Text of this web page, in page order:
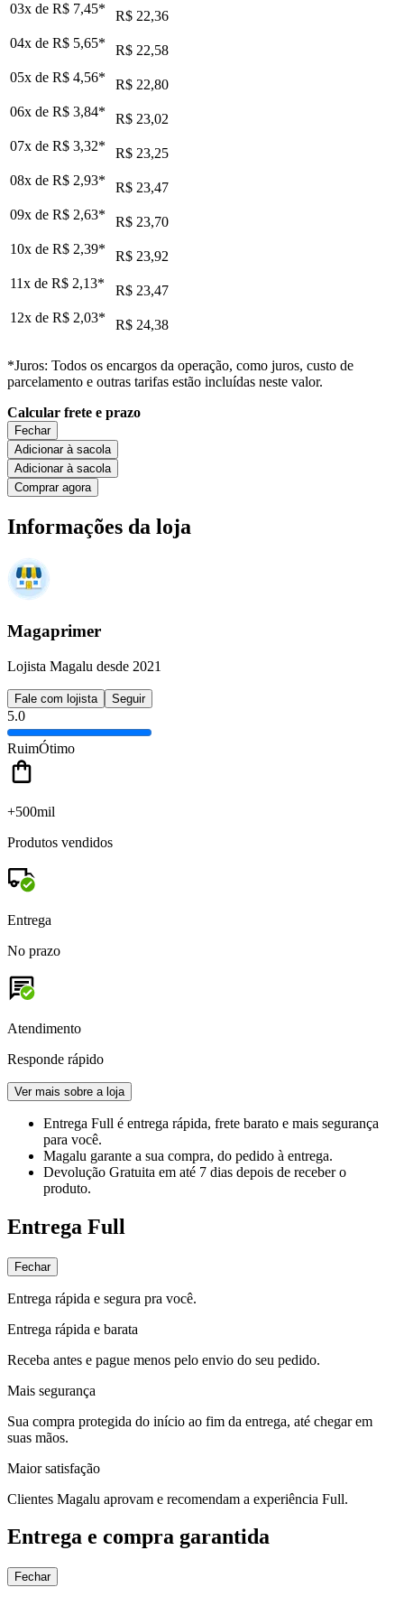
03x de R$ 7,45*
R$ 22,36
04x de R$ 5,65*
R$ 22,58
05x de R$ 4,56*
R$ 22,80
06x de R$ 3,84*
R$ 23,02
07x de R$ 3,32*
R$ 23,25
08x de R$ 2,93*
R$ 23,47
09x de R$ 2,63*
R$ 23,70
10x de R$ 2,39*
R$ 23,92
11x de R$ 2,13*
R$ 23,47
12x de R$ 2,03* R$ 24,38
*Juros: Todos os encargos da operação, como juros, custo de
parcelamento e outras tarifas estão incluídas neste valor.
Calcular frete e prazo
Fechar
Adicionar à sacola
Adicionar à sacola
Comprar agora
Informações da loja
Magaprimer
Lojista Magalu desde 2021
Fale com lojista Seguir
5.0
RuimÓtimo
+500mil
Produtos vendidos
Entrega
No prazo
Atendimento
Responde rápido
Ver mais sobre a loja
Entrega Full é entrega rápida, frete barato e mais segurança
para você.
Magalu garante a sua compra, do pedido à entrega.
Devolução Gratuita em até 7 dias depois de receber o
produto.
Entrega Full
Fechar
Entrega rápida e segura pra você.
Entrega rápida e barata
Receba antes e pague menos pelo envio do seu pedido.
Mais segurança
Sua compra protegida do início ao fim da entrega, até chegar em
suas mãos.
Maior satisfação
Clientes Magalu aprovam e recomendam a experiência Full.
Entrega e compra garantida
Fechar